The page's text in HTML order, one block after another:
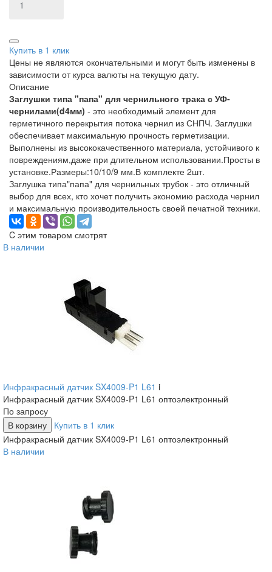
Купить в 1 клик
Цены не являются окончательными и могут быть изменены в
зависимости от курса валюты на текущую дату.
Описание
Заглушки типа "папа" для чернильного трака с УФ-
чернилами(d4мм) - это необходимый элемент для
герметичного перекрытия потока чернил из СНПЧ. Заглушки
обеспечивает максимальную прочность герметизации.
Выполнены из высококачественного материала, устойчивого к
повреждениям,даже при длительном использовании.Просты в
установке.Размеры:10/10/9 мм.В комплекте 2шт.
Заглушка типа"папа" для чернильных трубок - это отличный
выбор для всех, кто хочет получить экономию расхода чернил
и максимальную производительность своей печатной техники.
C этим товаром смотрят
В наличии
Инфракрасный датчик SX4009-P1 L61 i
Инфракрасный датчик SX4009-P1 L61 оптоэлектронный
По запросу
В корзину
Купить в 1 клик
Инфракрасный датчик SX4009-P1 L61 оптоэлектронный
В наличии